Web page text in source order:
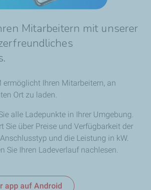
Mitarbeitern mit unserer
ermöglicht Ihren Mitarbeitern, an
Ort zu laden.
alle Ladepunkte in Ihrer Umgebung.
Sie über Preise und Verfügbarkeit der
und die Leistung in kW.
Sie Ihren Ladeverlauf nachlesen.
app auf Android